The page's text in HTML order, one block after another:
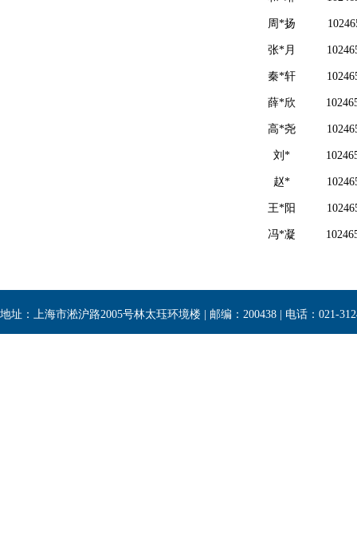
周*扬
张*月
秦*轩
薛*欣
高*尧
刘*
赵*
王*阳
冯*凝
地址：上海市淞沪路2005号林太珏环境楼 | 邮编：200438 | 电话：021-